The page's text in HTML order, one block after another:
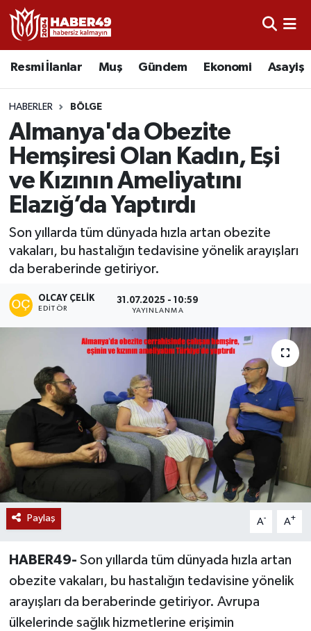
Resmi İlanlar Muş Gündem Ekonomi Asayiş
HABERLER BÖLGE
Almanya'da Obezite
Hemşiresi Olan Kadın, Eşi
ve Kızının Ameliyatını
Elazığ’da Yaptırdı
Son yıllarda tüm dünyada hızla artan obezite
vakaları, bu hastalığın tedavisine yönelik arayışları
da beraberinde getiriyor.
OLCAY ÇELIK
EDITÖR
31.07.2025 - 10:59
YAYINLANMA
Paylaş A- A+
HABER49- Son yıllarda tüm dünyada hızla artan
obezite vakaları, bu hastalığın tedavisine yönelik
arayışları da beraberinde getiriyor. Avrupa
ülkelerinde sağlık hizmetlerine erişimin
Resmi İlanlar
Asayiş
Eğitim
Ekonomi
Sağlık
Gündem
Spor
Teknoloji
Kültür Sanat
Korkut
Malazgirt
Varto
Uşak Nöbetçi Eczaneler
Uşak Hava Durumu
Uşak Namaz Vakitleri
Uşak Trafik Yoğunluk Haritası
TFF 2.Lig Kırmızı Grup Puan Durumu ve Fikstür
Tüm Manşetler
Son Dakika Haberleri
Haber Arşivi